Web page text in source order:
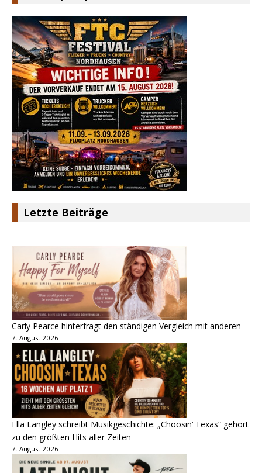
Letzte Beiträge
Carly Pearce hinterfragt den ständigen Vergleich mit anderen
7. August 2026
Ella Langley schreibt Musikgeschichte: „Choosin‘ Texas“ gehört
zu den größten Hits aller Zeiten
7. August 2026